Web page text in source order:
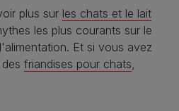
plus sur les chats et le lait
les plus courants sur le
Et si vous avez
friandises pour chats